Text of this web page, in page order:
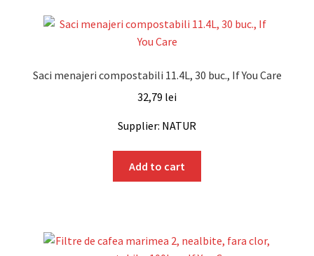
Saci menajeri compostabili 11.4L, 30 buc., If You Care
32,79 lei
Supplier: NATUR
Add to cart